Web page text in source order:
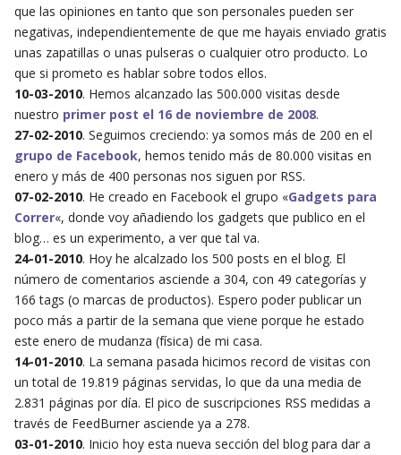
que las opiniones en tanto que son personales pueden ser
negativas, independientemente de que me hayais enviado gratis
unas zapatillas o unas pulseras o cualquier otro producto. Lo
que si prometo es hablar sobre todos ellos.
10-03-2010. Hemos alcanzado las 500.000 visitas desde
nuestro primer post el 16 de noviembre de 2008.
27-02-2010. Seguimos creciendo: ya somos más de 200 en el
grupo de Facebook, hemos tenido más de 80.000 visitas en
enero y más de 400 personas nos siguen por RSS.
07-02-2010. He creado en Facebook el grupo «Gadgets para
Correr«, donde voy añadiendo los gadgets que publico en el
blog… es un experimento, a ver que tal va.
24-01-2010. Hoy he alcalzado los 500 posts en el blog. El
número de comentarios asciende a 304, con 49 categorías y
166 tags (o marcas de productos). Espero poder publicar un
poco más a partir de la semana que viene porque he estado
este enero de mudanza (física) de mi casa.
14-01-2010. La semana pasada hicimos record de visitas con
un total de 19.819 páginas servidas, lo que da una media de
2.831 páginas por día. El pico de suscripciones RSS medidas a
través de FeedBurner asciende ya a 278.
03-01-2010. Inicio hoy esta nueva sección del blog para dar a